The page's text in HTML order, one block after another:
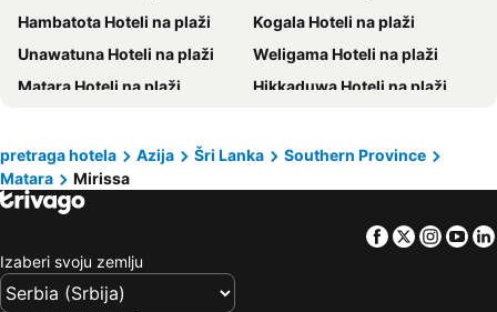
Hambatota Hoteli na plaži
Kogala Hoteli na plaži
Unawatuna Hoteli na plaži
Weligama Hoteli na plaži
Matara Hoteli na plaži
Hikkaduwa Hoteli na plaži
Tissamaharama Hoteli na plaži
Induruwa Hoteli na plaži
Wadduwa Hoteli na plaži
pretraga hotela Azija Šri Lanka
Southern Province
Matara
Mirissa
Facebook
Twitter
Izaberi svoju zemlju